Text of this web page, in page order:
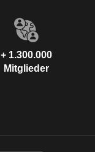
+ 1.300.000
Mitglieder